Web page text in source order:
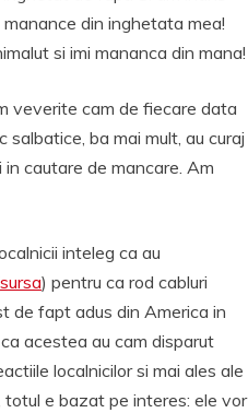
din inghetata mea!
si imi mananca din mana!
veverite cam de fiecare data
salbatice, ba mai mult, au curaj
cautare de mancare. Am
inteleg ca au
sursa) pentru ca rod cabluri
de fapt adus din America in
acestea au cam disparut
localnicilor si mai ales ale
e bazat pe interes: ele vor